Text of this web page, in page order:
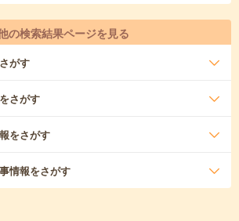
の検索結果ページを見る
がす
さがす
をさがす
情報をさがす